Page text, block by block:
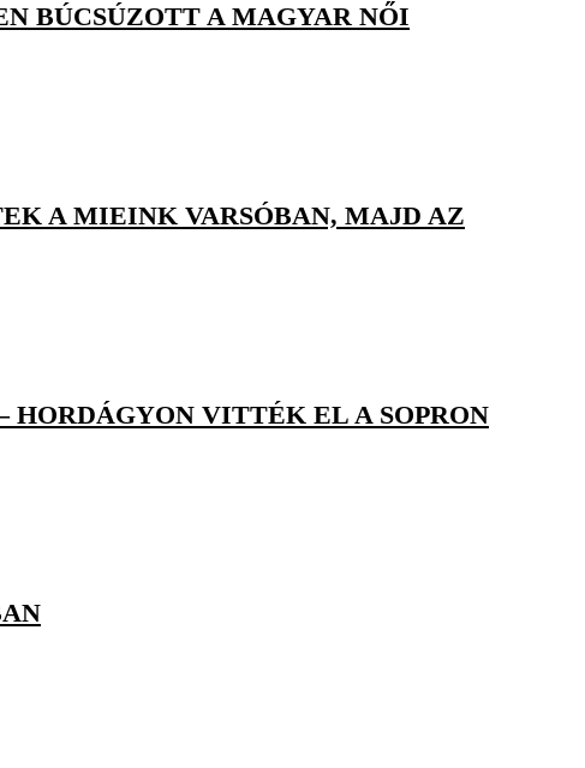
BÚCSÚZOTT A MAGYAR NŐI
A MIEINK VARSÓBAN, MAJD AZ
HORDÁGYON VITTÉK EL A SOPRON